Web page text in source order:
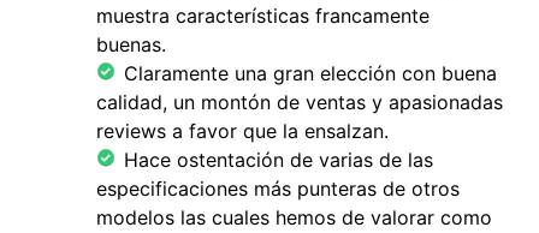
muestra características francamente
buenas.
Claramente una gran elección con buena
calidad, un montón de ventas y apasionadas
reviews a favor que la ensalzan.
Hace ostentación de varias de las
especificaciones más punteras de otros
modelos las cuales hemos de valorar como